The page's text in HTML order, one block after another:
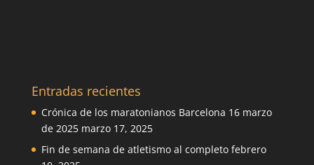
Entradas recientes
Crónica de los maratonianos Barcelona 16 marzo
de 2025 marzo 17, 2025
Fin de semana de atletismo al completo febrero